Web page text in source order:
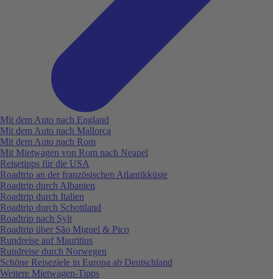
Mit dem Auto nach England
Mit dem Auto nach Mallorca
Mit dem Auto nach Rom
Mit Mietwagen von Rom nach Neapel
Reisetipps für die USA
Roadtrip an der französischen Atlantikküste
Roadtrip durch Albanien
Roadtrip durch Italien
Roadtrip durch Schottland
Roadtrip nach Sylt
Roadtrip über São Miguel & Pico
Rundreise auf Mauritius
Rundreise durch Norwegen
Schöne Reiseziele in Europa ab Deutschland
Weitere Mietwagen-Tipps